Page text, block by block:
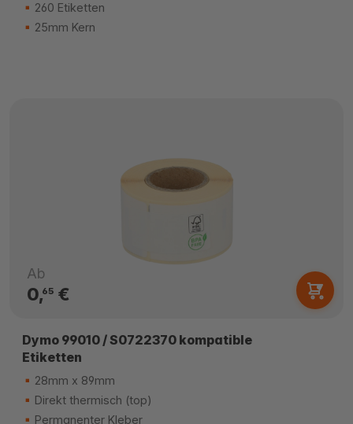
260 Etiketten
25mm Kern
Ab
0,65€
Dymo 99010 / S0722370 kompatible
Etiketten
28mm x 89mm
Direkt thermisch (top)
Permanenter Kleber